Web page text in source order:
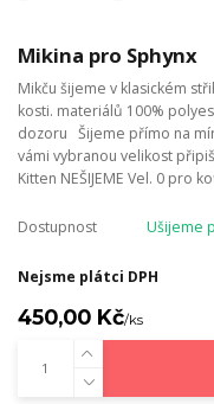
Mikina pro Sphynx
Mikču šijeme v klasickém
kosti. materiálů 100%
dozoru Šijeme přímo na
vámi vybranou velikost
Kitten NEŠIJEME Vel. 0 pro
Dostupnost Ušijeme
Nejsme plátci DPH
450,00 Kč/ks